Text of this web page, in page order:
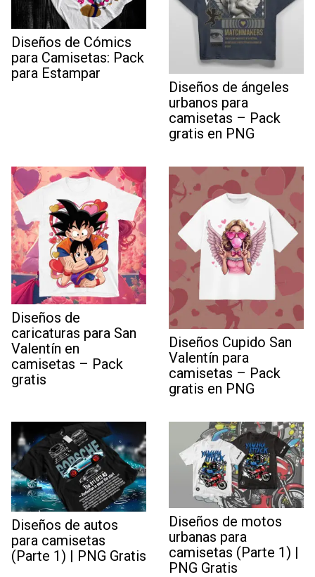
Diseños de Cómics
para Camisetas: Pack
para Estampar
Diseños de ángeles
urbanos para
camisetas – Pack
gratis en PNG
Diseños de
caricaturas para San
Valentín en
camisetas – Pack
gratis
Diseños Cupido San
Valentín para
camisetas – Pack
gratis en PNG
Diseños de autos
para camisetas
(Parte 1) | PNG Gratis
Diseños de motos
urbanas para
camisetas (Parte 1) |
PNG Gratis